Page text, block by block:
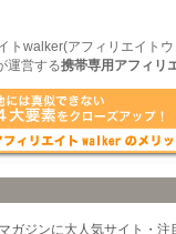
トwalker(アフィリエイト
運営する携帯専用アフィリ
ガジンに大人気サイト・